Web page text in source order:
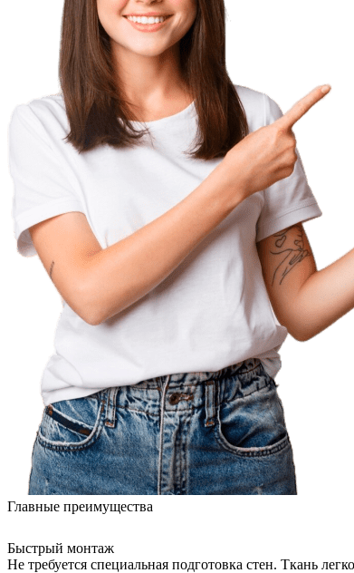
Главные преимущества
Быстрый монтаж
Не требуется специальная подготовка стен. Ткань